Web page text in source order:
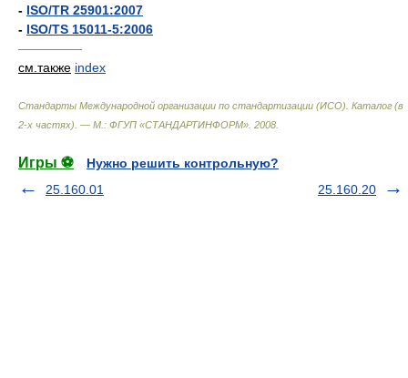
- ISO/TR 25901:2007
- ISO/TS 15011-5:2006
—————
см.также index
Стандарты Международной организации по стандартизации (ИСО). Каталог (в
2-х частях). — М.: ФГУП «СТАНДАРТИНФОРМ» 2008
Игры ⚽
Нужно решить контрольную?
25.160.01
25.160.20